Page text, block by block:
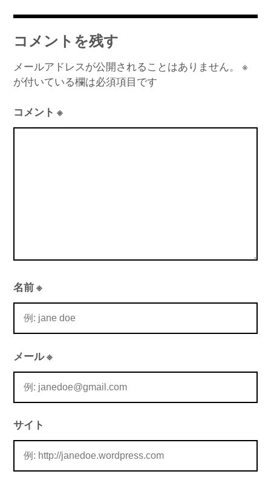
稿
ナ
ビ
ゲ
ー
シ
ョ
コメントを残す
メールアドレスが公開されることはありません。
※
が付いている欄は必須項目です
コメント※
名前※
メール※
サイト